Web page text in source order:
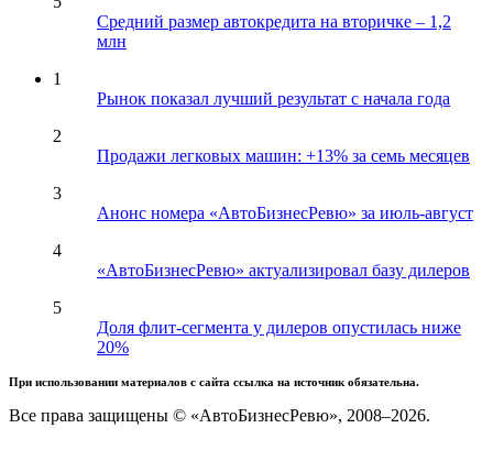
Средний размер автокредита на вторичке – 1,2
млн
1
Рынок показал лучший результат с начала года
2
Продажи легковых машин: +13% за семь месяцев
3
Анонс номера «АвтоБизнесРевю» за июль-август
4
«АвтоБизнесРевю» актуализировал базу дилеров
5
Доля флит-сегмента у дилеров опустилась ниже
20%
При использовании материалов с сайта ссылка на источник обязательна.
Все права защищены © «АвтоБизнесРевю», 2008–2026.